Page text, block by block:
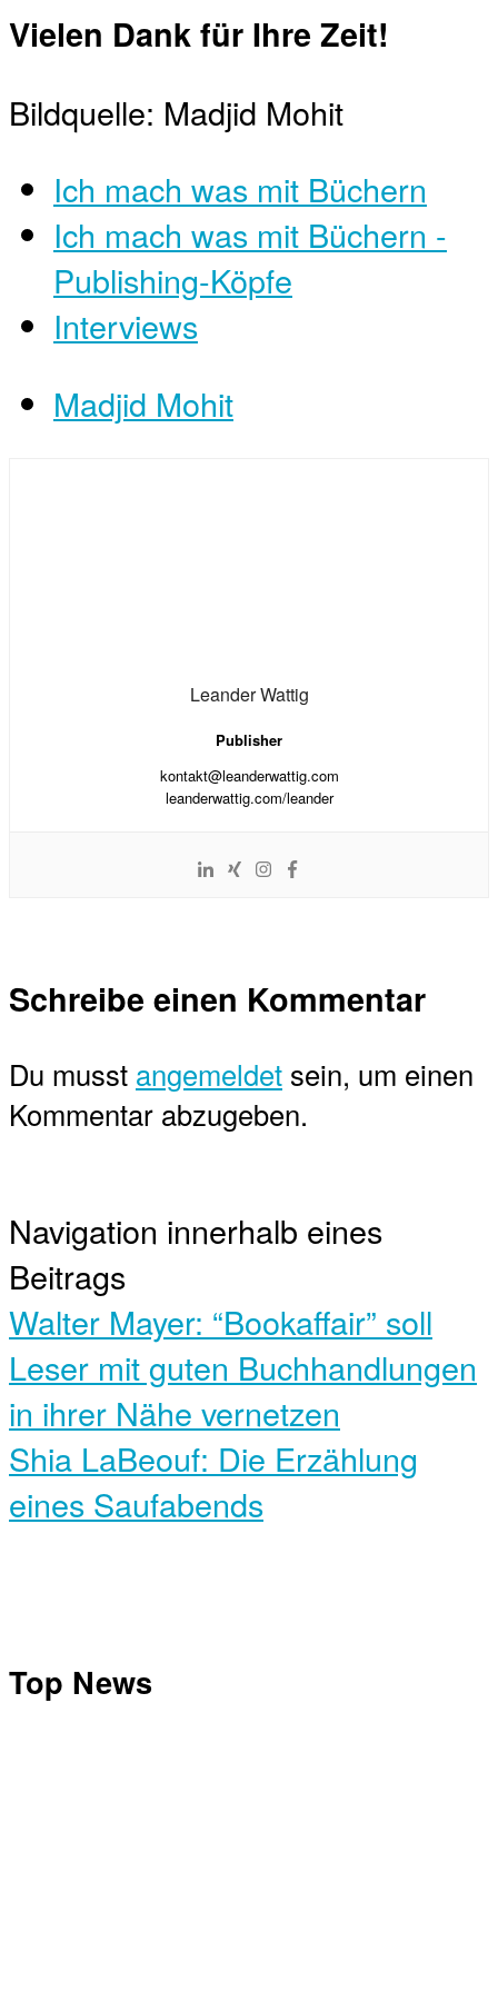
Vielen Dank für Ihre Zeit!
Bildquelle: Madjid Mohit
Ich mach was mit Büchern
Ich mach was mit Büchern -
Publishing-Köpfe
Interviews
Madjid Mohit
Leander Wattig
Publisher
kontakt@leanderwattig.com
leanderwattig.com/leander
Schreibe einen Kommentar
Du musst angemeldet sein, um einen
Kommentar abzugeben.
Navigation innerhalb eines
Beitrags
Walter Mayer: “Bookaffair” soll
Leser mit guten Buchhandlungen
in ihrer Nähe vernetzen
Shia LaBeouf: Die Erzählung
eines Saufabends
Top News